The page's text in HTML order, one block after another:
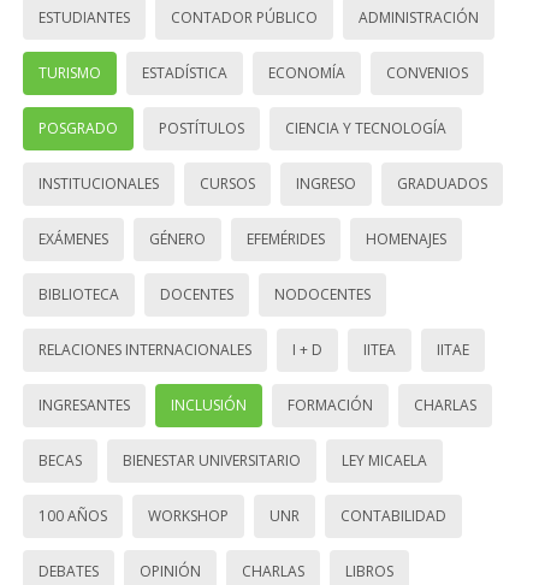
ESTUDIANTES CONTADOR PÚBLICO ADMINISTRACIÓN
TURISMO ESTADÍSTICA ECONOMÍA CONVENIOS
POSGRADO POSTÍTULOS CIENCIA Y TECNOLOGÍA
INSTITUCIONALES CURSOS INGRESO GRADUADOS
EXÁMENES GÉNERO EFEMÉRIDES HOMENAJES
BIBLIOTECA DOCENTES NODOCENTES
RELACIONES INTERNACIONALES I + D IITEA IITAE
INGRESANTES INCLUSIÓN FORMACIÓN CHARLAS
BECAS BIENESTAR UNIVERSITARIO LEY MICAELA
100 AÑOS WORKSHOP UNR CONTABILIDAD
DEBATES OPINIÓN CHARLAS LIBROS